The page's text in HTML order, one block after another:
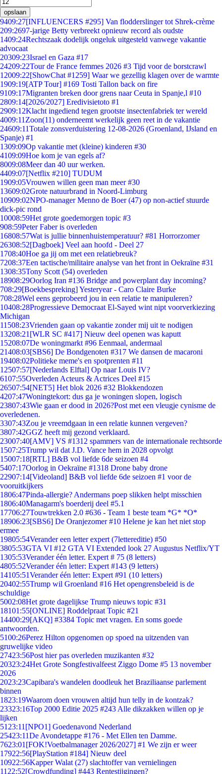
opslaan
9409:27[INFLUENCERS #295] Van flodderslinger tot Shrek-crème
209:2697-jarige Betty verbreekt opnieuw record als oudste
1409:24Rechtszaak dodelijk ongeluk uitgesteld vanwege vakantie
advocaat
20309:23Israel en Gaza #17
24209:22Tour de France femmes 2026 #3 Tijd voor de borstcrawl
12009:22[ShowChat #1259] Waar we gezellig klagen over de warmte
1909:19[ATP Tour] #169 Tosti Tallon back on fire
9109:17Migranten breken door grens naar Ceuta in Spanje,l #10
2809:14[2026/2027] Eredivisietoto #1
2909:12Klacht ingediend tegen grootste insectenfabriek ter wereld
4009:11 Zoon(11) onderneemt werkelijk geen reet in de vakantie
24609:11Totale zonsverduistering 12-08-2026 (Groenland, IJsland en
Spanje) #1
1309:09Op vakantie met (kleine) kinderen #30
4109:09Hoe kom je van egels af?
8009:08Meer dan 40 uur werken.
4409:07[Netflix #210] TUDUM
1909:05Vrouwen willen geen man meer #30
13609:02Grote natuurbrand in Noord-Limburg
10909:02NPO-manager Menno de Boer (47) op non-actief stuurde
dick-pic rond
10008:59Het grote goedemorgen topic #3
908:59Peter Faber is overleden
16808:57Wat is jullie binnenhuistemperatuur? #81 Horrorzomer
26308:52[Dagboek] Veel aan hoofd - Deel 27
1708:40Hoe ga jij om met een relatiebreuk?
7208:37Een tactische/militaire analyse van het front in Oekraïne #31
1308:35Tony Scott (54) overleden
18908:29Oorlog Iran #136 Bridge and powerplant day incoming?
708:29[Boekbespreking] Yesteryear - Caro Claire Burke
708:28Wel eens geprobeerd jou in een relatie te manipuleren?
10408:28Progressieve Democraat El-Sayed wint nipt voorverkiezing
Michigan
11508:23Vrienden gaan op vakantie zonder mij uit te nodigen
13208:21 [WLR SC #417] Nieuw deel openen was kaputt
15208:07De woningmarkt #96 Eenmaal, andermaal
21408:03[SBS6] De Bondgenoten #317 We dansen de macaroni
19408:02Politieke meme's en spotprenten #11
12507:57[Nederlands Elftal] Op naar Louis IV?
6107:55Overleden Acteurs & Actrices Deel #15
26507:54[NET5] Het blok 2026 #32 Blokkendozen
4207:47Woningtekort: dus ga je woningen slopen, logisch
23807:43Wie gaan er dood in 2026?Post met een vleugje cynisme de
overledenen.
3307:43Zou je vreemdgaan in een relatie kunnen vergeven?
3807:42GGZ heeft mij gezond verklaard.
23007:40[AMV] VS #1312 spammers van de internationale rechtsorde
1507:25Trump wil dat J.D. Vance hem in 2028 opvolgt
15007:18[RTL] B&B vol liefde 6de seizoen #4
5407:17Oorlog in Oekraïne #1318 Drone baby drone
22907:14[Videoland] B&B vol liefde 6de seizoen #1 voor de
vooruitkijkers
1806:47Pinda-allergie? Andermans poep slikken helpt misschien
1806:40Managarm's boerderij deel #5.1
17706:27Touwtrekken 2.0 #636 - Team 1 beste team *G* *O*
18906:23[SBS6] De Oranjezomer #10 Helene je kan het niet stop
ermee
19805:54Verander een letter expert (7lettereditie) #50
3805:53GTA VI #12 GTA VI Extended look 27 Augustus Netflix/YT
1305:53Verander één letter. Expert # 75 (8 letters)
4805:52Verander één letter: Expert #143 (9 letters)
14105:51Verander één letter: Expert #91 (10 letters)
20402:55Trump wil Groenland #16 Het opengrensbeleid is de
schuldige
5002:08Het grote dagelijkse Trump nieuws topic #31
18101:55[ONLINE] Roddelpraat Topic #21
14400:29[AKQ] #3384 Topic met vragen. En soms goede
antwoorden.
5100:26Perez Hilton opgenomen op spoed na uitzenden van
gruwelijke video
27423:56Post hier pas overleden muzikanten #32
20323:24Het Grote Songfestivalfeest Ziggo Dome #5 13 november
2026
2023:23Capibara's wandelen doodleuk het Braziliaanse parlement
binnen
1823:19Waarom doen vrouwen altijd hun telly in de kontzak?
23323:16Top 2000 Editie 2025 #243 Alle dikzakken willen op je
lijken
51 23:11 [NPO1] Goedenavond Nederland
25423:11De Avondetappe #176 - Met Ellen ten Damme.
7623:01 [FOK!Voetbalmanager 2026/2027] #1 We zijn er weer
17922:56[PlayStation #184] Nieuw deel
10922:56Kapper Walat (27) slachtoffer van vernielingen
11 22:52[Crowdfunding] #443 Rentestijgingen?